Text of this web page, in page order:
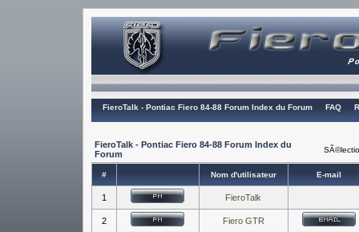
FieroTalk - Pontiac Fiero 84-88 Forum Index du Forum FAQ
FieroTalk - Pontiac Fiero 84-88 Forum Index du
Forum
# Nom d'utilisateur E-mail
1 FieroTalk
2 Fiero GTR